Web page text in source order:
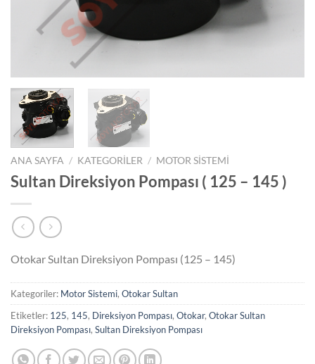
ANA SAYFA / KATEGORILER / MOTOR SISTEMI
Sultan Direksiyon Pompası ( 125 – 145 )
Otokar Sultan Direksiyon Pompası (125 – 145)
Kategoriler: Motor Sistemi, Otokar Sultan
Etiketler: 125, 145, Direksiyon Pompası, Otokar, Otokar Sultan
Direksiyon Pompası, Sultan Direksiyon Pompası